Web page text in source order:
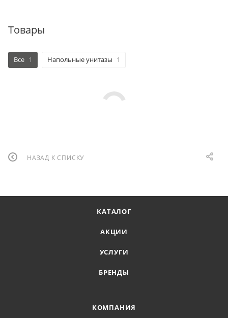
Товары
Все 1 Напольные унитазы 1
НАЗАД К СПИСКУ
КАТАЛОГ
АКЦИИ
УСЛУГИ
БРЕНДЫ
КОМПАНИЯ